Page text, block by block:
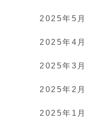
2025年5月
2025年4月
2025年3月
2025年2月
2025年1月